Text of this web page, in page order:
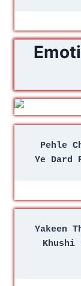
Pehle
Ye Dard
Yakeen